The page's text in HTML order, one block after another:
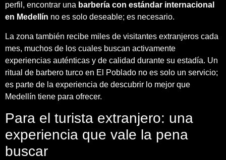
perfil, encontrar una barbería con estándar internacional
en Medellín no es solo deseable; es necesario.
La zona también recibe miles de visitantes extranjeros cada
mes, muchos de los cuales buscan activamente
experiencias auténticas y de calidad durante su estadía. Un
ritual de barbero turco en El Poblado no es solo un servicio;
es parte de la experiencia de descubrir lo mejor que
Medellín tiene para ofrecer.
Para el turista extranjero: una
experiencia que vale la pena
buscar